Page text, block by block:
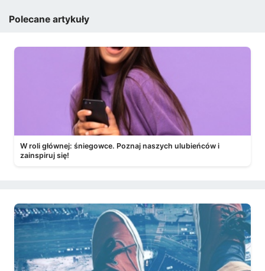
Polecane artykuły
W roli głównej: śniegowce. Poznaj naszych ulubieńców i
zainspiruj się!